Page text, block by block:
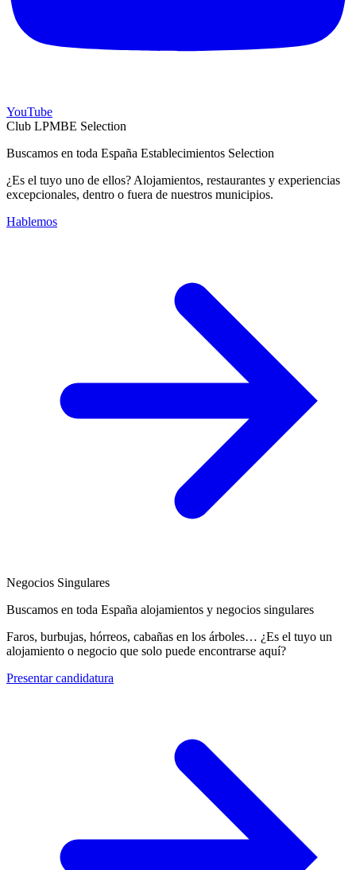
YouTube
Club LPMBE Selection
Buscamos en toda España Establecimientos Selection
¿Es el tuyo uno de ellos? Alojamientos, restaurantes y experiencias
excepcionales, dentro o fuera de nuestros municipios.
Hablemos
Negocios Singulares
Buscamos en toda España alojamientos y negocios singulares
Faros, burbujas, hórreos, cabañas en los árboles… ¿Es el tuyo un
alojamiento o negocio que solo puede encontrarse aquí?
Presentar candidatura